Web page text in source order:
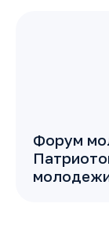
Форум